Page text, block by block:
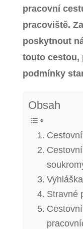
pracovní
pracoviště.
poskytnout
touto cestou,
podmínky
Obsah
Stravné